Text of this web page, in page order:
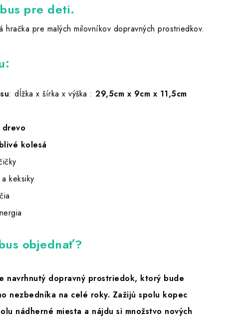
pre deti.
hračka pre malých milovníkov dopravných prostriedkov.
: dĺžka x šírka x výška : 29,5cm x 9cm x 11,5cm
kolesá
keksiky
objednať?
navrhnutý dopravný prostriedok, ktorý bude
nezbedníka na celé roky. Zažijú spolu kopec
nádherné miesta a nájdu si množstvo nových